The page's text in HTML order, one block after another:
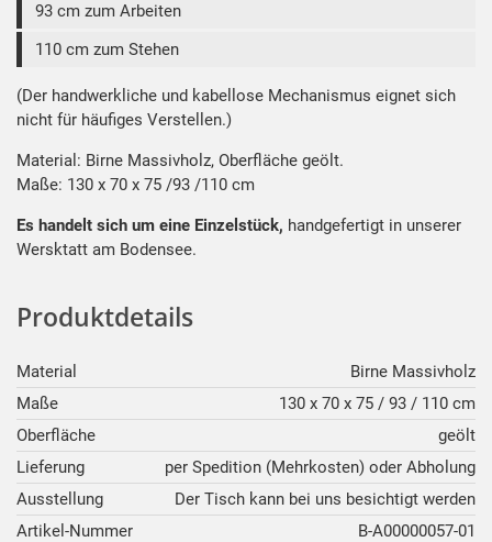
93 cm zum Arbeiten
110 cm zum Stehen
(Der handwerkliche und kabellose Mechanismus eignet sich
nicht für häufiges Verstellen.)
Material: Birne Massivholz, Oberfläche geölt.
Maße: 130 x 70 x 75 /93 /110 cm
Es handelt sich um eine Einzelstück, handgefertigt in unserer
Wersktatt am Bodensee.
Produktdetails
Material
Birne Massivholz
Maße
130 x 70 x 75 / 93 / 110 cm
Oberfläche
geölt
Lieferung
per Spedition (Mehrkosten) oder Abholung
Ausstellung
Der Tisch kann bei uns besichtigt werden
Artikel-Nummer
B-A00000057-01